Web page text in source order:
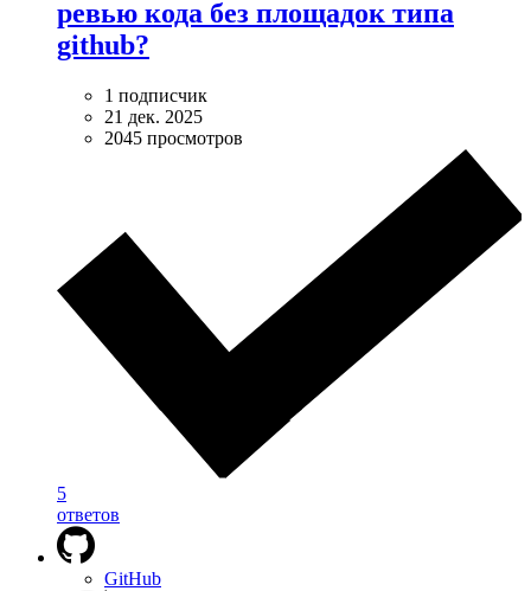
ревью кода без площадок типа
github?
1 подписчик
21 дек. 2025
2045 просмотров
5
ответов
GitHub